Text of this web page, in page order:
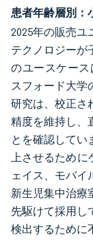
患者年齢層別：
2025年の販売ユ
テクノロジーが
のユースケース
スフォード大学
研究は、校正さ
精度を維持し、
とを確認してい
上させるために
ェイス、モバイ
新生児集中治療
先駆けて採用し
検出するために